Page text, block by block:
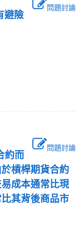
問題討論
避險
問題討論
約而
槓桿期貨合約
成本通常比現
其背後商品市